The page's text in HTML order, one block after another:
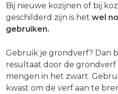
Bij nieuwe kozijnen of bij
geschilderd zijn is het wel
gebruiken.
Gebruik je grondverf? Dan
resultaat door de
mengen in het zwart.
kwast om de verf aan te